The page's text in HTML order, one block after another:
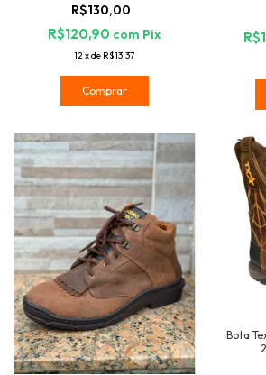
R$130,00
R$120,90 com Pix
12xde R$13,37
Comprar
Bota